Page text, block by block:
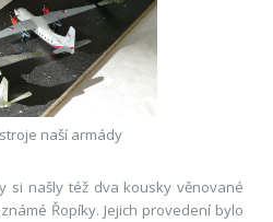
naší armády
si našly též dva kousky věnované
Řopíky. Jejich provedení bylo